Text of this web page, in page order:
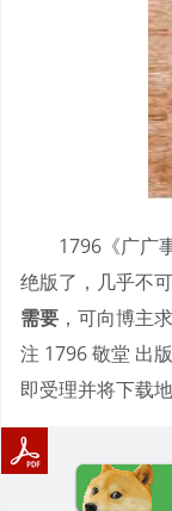
1796《广广
绝版了，几乎不
需要 ，可向博主
注 1796 敬堂 出
即受理并将下载